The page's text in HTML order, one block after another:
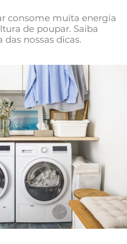
consome muita energia
de poupar. Saiba
nossas dicas.